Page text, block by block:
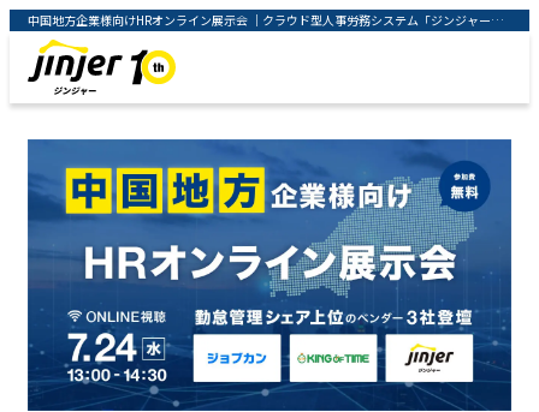
中国地方企業様向けHRオンライン展示会 ｜クラウド型人事労務システム「ジンジャー」 ｜ jinjer株式会社